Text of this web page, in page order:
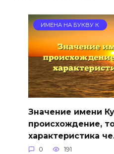
ИМЕНА НА БУКВУ К
Значение имени
происхождение,
характеристика
0 191